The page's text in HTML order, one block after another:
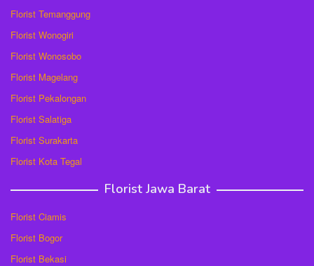
Florist Temanggung
Florist Wonogiri
Florist Wonosobo
Florist Magelang
Florist Pekalongan
Florist Salatiga
Florist Surakarta
Florist Kota Tegal
Florist Jawa Barat
Florist Ciamis
Florist Bogor
Florist Bekasi